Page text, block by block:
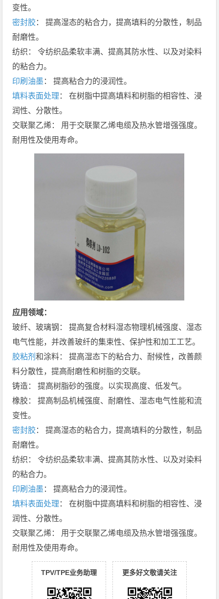
变性。
密封胶 ： 提高湿态的粘合力，提高填料的分散性，制品
耐磨性。
纺织： 令纺织品柔软丰满、提高其防水性、以及对染料
的粘合力。
印刷油墨 ： 提高粘合力的浸润性。
填料表面处理 ： 在树脂中提高填料和树脂的相容性、浸
润性、分散性。
交联聚乙烯： 用于交联聚乙烯电缆及热水管增强强度。
耐用性及使用寿命。
应用领域：
玻纤、玻璃钢： 提高复合材料湿态物理机械强度、湿态
电气性能，并改善玻纤的集束性、保护性和加工工艺。
胶粘剂和涂料： 提高湿态下的粘合力、耐候性，改善颜
料分散性，提高耐磨性和树脂的交联。
铸造： 提高树脂砂的强度。以实现高度、低发气。
橡胶： 提高制品机械强度、耐磨性、湿态电气性能和流
变性。
密封胶 ： 提高湿态的粘合力，提高填料的分散性，制品
耐磨性。
纺织： 令纺织品柔软丰满、提高其防水性、以及对染料
的粘合力。
印刷油墨 ： 提高粘合力的浸润性。
填料表面处理 ： 在树脂中提高填料和树脂的相容性、浸
润性、分散性。
交联聚乙烯： 用于交联聚乙烯电缆及热水管增强强度。
耐用性及使用寿命。
TPV/TPE业务助理 更多好文敬请关注